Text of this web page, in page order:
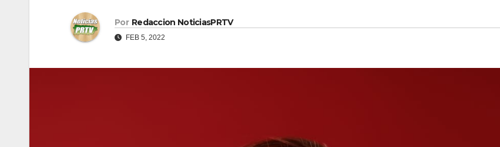
Por Redaccion NoticiasPRTV
FEB 5, 2022